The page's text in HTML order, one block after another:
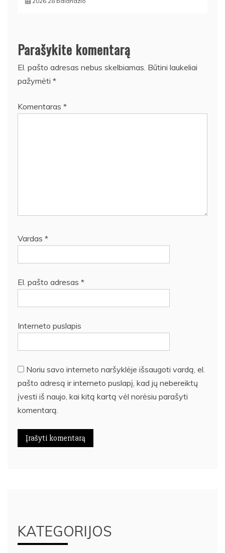
Parašykite komentarą
El. pašto adresas nebus skelbiamas. Būtini laukeliai
pažymėti *
Komentaras *
Vardas *
El. pašto adresas *
Interneto puslapis
Noriu savo interneto naršyklėje išsaugoti vardą, el.
pašto adresą ir interneto puslapį, kad jų nebereiktų
įvesti iš naujo, kai kitą kartą vėl norėsiu parašyti
komentarą.
KATEGORIJOS